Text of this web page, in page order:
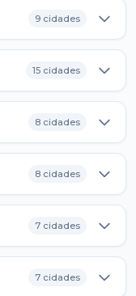
9 cidades
15 cidades
8 cidades
8 cidades
7 cidades
7 cidades